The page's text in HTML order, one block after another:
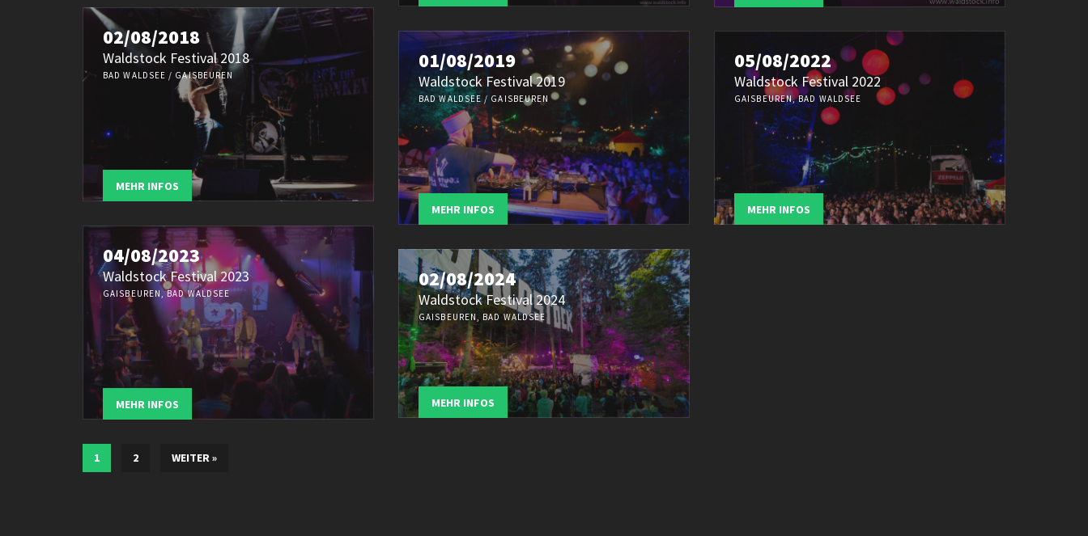
02/08/2018
Waldstock Festival 2018
BAD WALDSEE / GAISBEUREN
MEHR INFOS
01/08/2019
Waldstock Festival 2019
BAD WALDSEE / GAISBEUREN
MEHR INFOS
05/08/2022
Waldstock Festival 2022
GAISBEUREN, BAD WALDSEE
MEHR INFOS
04/08/2023
Waldstock Festival 2023
GAISBEUREN, BAD WALDSEE
MEHR INFOS
02/08/2024
Waldstock Festival 2024
GAISBEUREN, BAD WALDSEE
MEHR INFOS
1 2 WEITER »